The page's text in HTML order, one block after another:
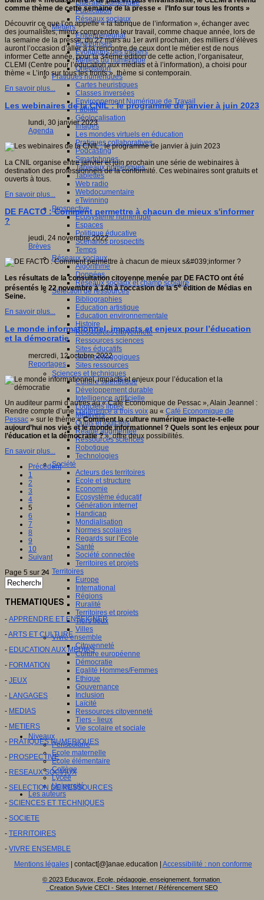
Littératie numérique
Publication
Réseaux sociaux
Métiers
Entrepreneuriat
Entreprises
Evolutions des métiers
Métiers du numérique
Orientation
Pratiques numériques
Cartes heuristiques
Classes inversées
Environnement Numérique de Travail
Fablab
Géolocalisation
Images
Les mondes virtuels en éducation
Pratiques collaboratives
Podcasting
Smartphones
Tableaux numériques
Tablettes
Web radio
Webdocumentaire
eTwinning
Prospective
Ecosystème numérique
Espaces
Politique éducative
Scénarios prospectifs
Temps
Réseaux sociaux
Algorithme
Données
Réseaux sociaux et champ scolaire
Sélection de ressources
Bibliographies
Education artistique
Education environnementale
Histoire
Ressources citoyenneté
Ressources sciences
Sites éducatifs
Sites pédagogiques
Sites ressources
Sciences et techniques
Culture scientifique
Développement durable
Intelligence artificielle
Logiciels libres
Métavers
Outils et logiciels
Réalité augmentée
Ressources sciences
Robotique
Technologies
Société
Acteurs des territoires
Ecole et structure
Economie
Ecosystème éducatif
Génération internet
Handicap
Mondialisation
Normes scolaires
Regards sur l’Ecole
Santé
Société connectée
Territoires et projets
Territoires
Europe
International
Régions
Ruralité
Territoires et projets
Tiers lieux
Villes
Vivre ensemble
Citoyenneté
Culture européenne
Démocratie
Egalité Hommes/Femmes
Ethique
Gouvernance
Inclusion
Laïcité
Ressources citoyenneté
Tiers - lieux
Vie scolaire et sociale
Niveaux
Périscolaire
Ecole maternelle
Ecole élémentaire
Collège
Lycée
Université
Les auteurs
comme thème de cette semaine de la presse « l’Info sur tous les fronts »
Découvrir ce que l’on appelle « la fabrique de l’information », échanger avec
des journalistes, mieux comprendre leur travail, comme chaque année, lors de
la semaine de la presse, du 27 mars au 1er avril prochain, des milliers d’élèves
auront l’occasion d’aller à la rencontre de ceux dont le métier est de nous
informer Cette année, pour la 34ème édition de cette action, l’organisateur,
CLEMI (Centre pour l’éducation aux médias et à l’information), a choisi pour
thème « L’info sur tous les fronts », thème si contemporain.
En savoir plus...
Les webinaires de la CNIL : le programme de janvier à juin 2023
lundi, 30 janvier 2023
Agenda
La CNIL organise entre janvier et juin prochain une série de webinaires à
destination des professionnels de la conformité. Ces webinaires sont gratuits et
ouverts à tous.
En savoir plus...
DE FACTO : Comment permettre à chacun de mieux s'informer
?
jeudi, 24 novembre 2022
Brèves
Les résultats de la consultation citoyenne menée par DE FACTO ont été
présentés le 22 novembre à 14h à l’occasion de la 5eédition de Médias en
Seine.
En savoir plus...
Le monde informationnel, impacts et enjeux pour l’éducation
et la démocratie
mercredi, 12 octobre 2022
Reportages
Un auditeur parmi d’autres au « Café Economique de Pessac », Alain Jeannel :
Rendre compte d’uneconférence à trois voix au « Café Economique de
Pessac » sur le thème «Comment la culture numérique impacte-t-elle
aujourd’hui nos vies et le monde informationnel ? Quels sont les enjeux pour
l’éducation et la démocratie ?», offre deux possibilités.
En savoir plus...
Précédent
1
2
3
4
5
6
7
8
9
10
Suivant
Page 5 sur 24
THEMATIQUES
- APPRENDRE ET ENSEIGNER
-ARTS ET CULTURE
- EDUCATION AUX MEDIAS
- FORMATION
- JEUX
- LANGAGES
- MEDIAS
- METIERS
- PRATIQUES NUMERIQUES
- PROSPECTIVE
- RESEAUX SOCIAUX
- SELECTION DE RESSOURCES
- SCIENCES ET TECHNIQUES
- SOCIETE
- TERRITOIRES
- VIVRE ENSEMBLE
Mentions légales| contact[@]anae.education | Accessibilité : non conforme
© 2023 Educavox, Ecole, pédagogie, enseignement, formation
Creation Sylvie CECI - Sites Internet / Référencement SEO